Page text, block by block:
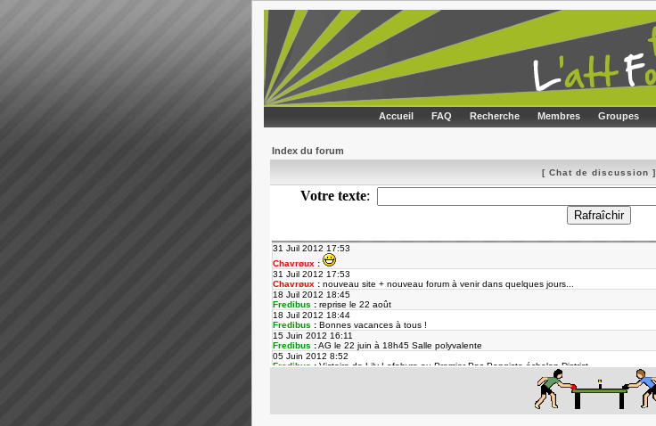
Accueil FAQ Recherche Membres Groupes
Index du forum
[ Chat de discussion ]